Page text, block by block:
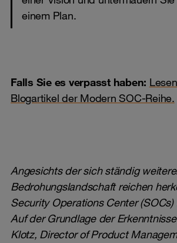
einem Plan.
Falls Sie es verpasst haben:
Blogartikel der Modern SOC-Reihe.
Angesichts der sich ständig
Bedrohungslandschaft reichen
Security Operations Center
Auf der Grundlage der
Klotz, Director of Product